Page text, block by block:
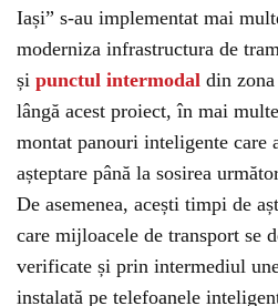
Iași” s-au implementat mai
moderniza infrastructura de
și punctul intermodal din
lângă acest proiect, în mai
montat panouri inteligente care
așteptare până la sosirea
De asemenea, acești timpi de
care mijloacele de transport se
verificate și prin intermediul
instalată pe telefoanele